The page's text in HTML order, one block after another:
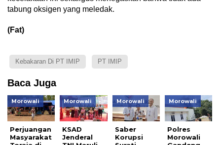
tabung oksigen yang meledak.
(Fat)
Kebakaran Di PT IMIP PT IMIP
Baca Juga
Morowali
Perjuangan
Masyarakat
Morowali
KSAD
Jenderal
Morowali
Saber
Korupsi
Morowali
Polres
Morowali